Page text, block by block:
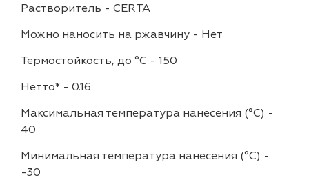
Растворитель - CERTA
Можно наносить на ржавчину - Нет
Термостойкость, до °C - 150
Нетто* - 0.16
Максимальная температура нанесения (°С) -
40
Минимальная температура нанесения (°С) -
-30